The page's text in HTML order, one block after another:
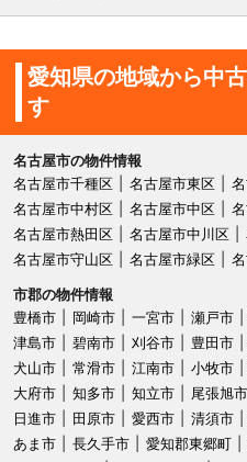
愛知県の地域から中
す
名古屋市の物件情報
名古屋市千種区
名古屋市東区
名古屋市中村区
名古屋市中区
名古屋市熱田区
名古屋市中川区
名古屋市守山区
名古屋市緑区
市郡の物件情報
豊橋市
岡崎市 一宮市 瀬戸市
津島市
碧南市 刈谷市 豊田市
犬山市
常滑市 江南市 小牧市
大府市
知多市 知立市 尾張旭市
日進市
田原市 愛西市 清須市
あま市
長久手市 愛知郡東郷町